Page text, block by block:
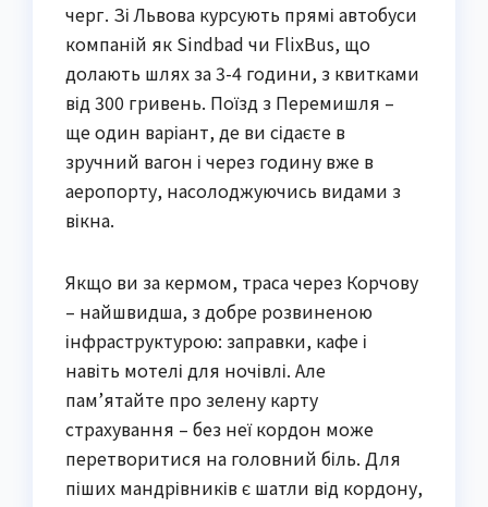
черг. Зі Львова курсують прямі автобуси
компаній як Sindbad чи FlixBus, що
долають шлях за 3-4 години, з квитками
від 300 гривень. Поїзд з Перемишля –
ще один варіант, де ви сідаєте в
зручний вагон і через годину вже в
аеропорту, насолоджуючись видами з
вікна.
Якщо ви за кермом, траса через Корчову
– найшвидша, з добре розвиненою
інфраструктурою: заправки, кафе і
навіть мотелі для ночівлі. Але
пам’ятайте про зелену карту
страхування – без неї кордон може
перетворитися на головний біль. Для
піших мандрівників є шатли від кордону,